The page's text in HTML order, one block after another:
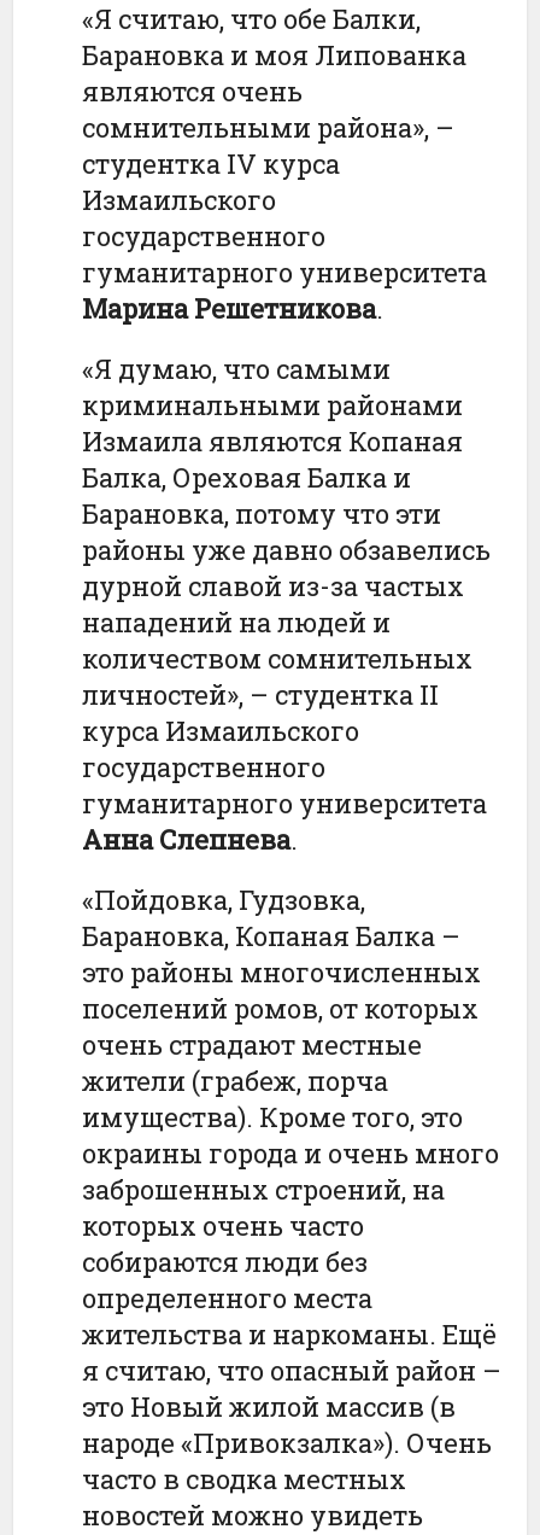
«Я считаю, что обе Балки,
Барановка и моя Липованка
являются очень
сомнительными района», –
студентка IV курса
Измаильского
государственного
гуманитарного университета
Марина Решетникова.
«Я думаю, что самыми
криминальными районами
Измаила являются Копаная
Балка, Ореховая Балка и
Барановка, потому что эти
районы уже давно обзавелись
дурной славой из-за частых
нападений на людей и
количеством сомнительных
личностей», – студентка II
курса Измаильского
государственного
гуманитарного университета
Анна Слепнева.
«Пойдовка, Гудзовка,
Барановка, Копаная Балка –
это районы многочисленных
поселений ромов, от которых
очень страдают местные
жители (грабеж, порча
имущества). Кроме того, это
окраины города и очень много
заброшенных строений, на
которых очень часто
собираются люди без
определенного места
жительства и наркоманы. Ещё
я считаю, что опасный район –
это Новый жилой массив (в
народе «Привокзалка»). Очень
часто в сводка местных
новостей можно увидеть